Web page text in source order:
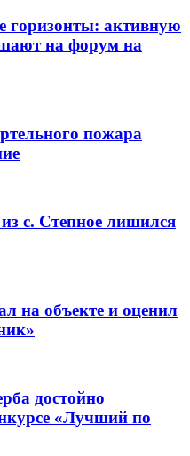
горизонты: активную
на форум на
пожара
с. Степное лишился
на объекте и оценил
достойно
«Лучший по